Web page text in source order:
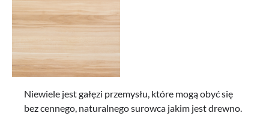
Niewiele jest gałęzi przemysłu, które mogą obyć się
bez cennego, naturalnego surowca jakim jest drewno.